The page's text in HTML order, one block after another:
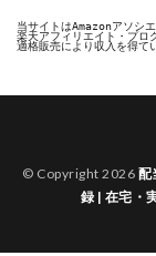
当サイトはAmazonアソシ
楽天アフィリエイト・プロ
適格販売により収入を得て
© Copyright 2026 配
録 | 在宅・